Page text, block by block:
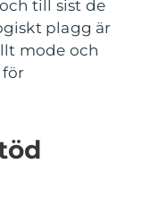
till sist de
plagg är
mode och